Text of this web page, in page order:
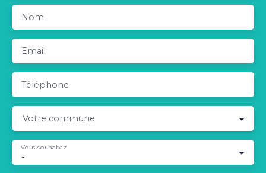
Nom
Email
Téléphone
Votre commune
-
Vous souhaitez